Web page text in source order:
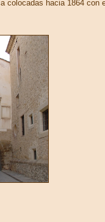
hacia 1864